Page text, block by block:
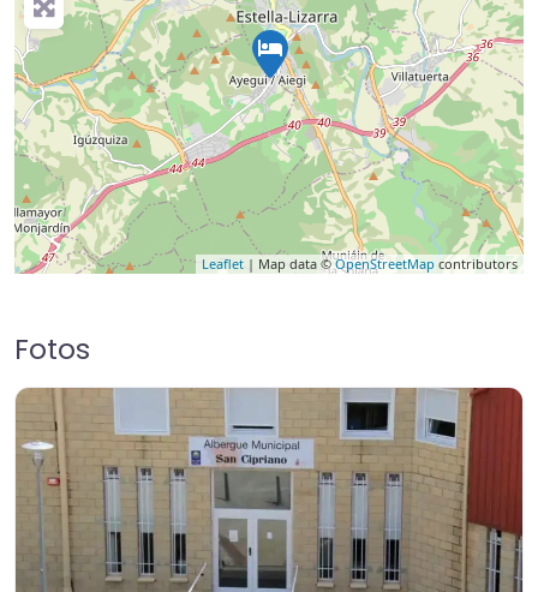
Leaflet | Map data ©OpenStreetMap contributors
Fotos